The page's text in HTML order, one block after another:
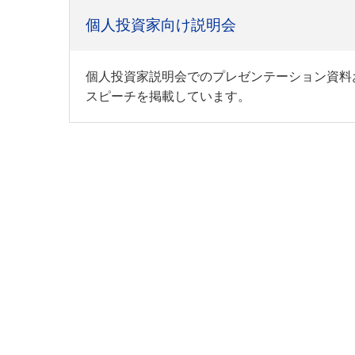
個人投資家向け説明会
個人投資家説明会でのプレゼンテーション資
スピーチを掲載しています。